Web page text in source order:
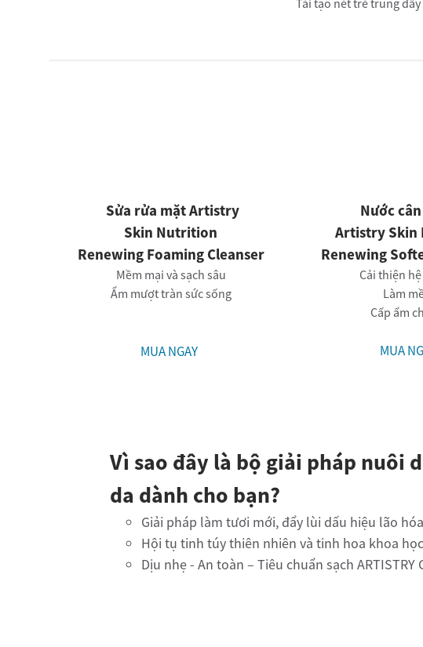
Tái tạo nét trẻ trung
Sửa rửa mặt Artistry
Skin Nutrition
Renewing Foaming Cleanser
Mềm mại và sạch sâu
Ẩm mượt tràn sức sống
MUA NGAY
Nước
Artistry
Renewing
Cải thiện
Làm
Cấp ẩm
MUA
Vì sao đây là bộ giải pháp nuôi
da dành cho bạn?
Giải pháp làm tươi mới, đẩy lùi dấu hiệu lão
Hội tụ tinh túy thiên nhiên và tinh hoa khoa
Dịu nhẹ - An toàn – Tiêu chuẩn sạch ARTISTRY